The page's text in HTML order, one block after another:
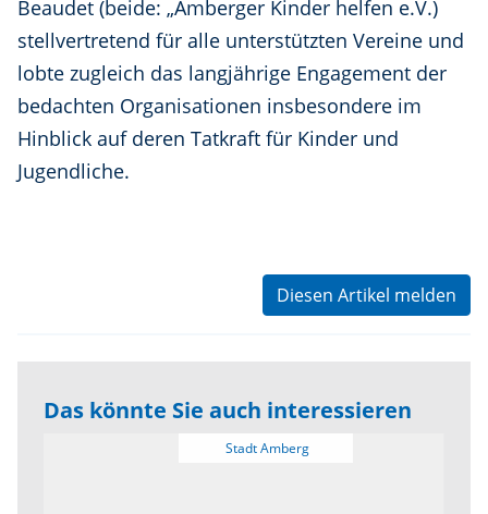
Beaudet (beide: „Amberger Kinder helfen e.V.)
stellvertretend für alle unterstützten Vereine und
lobte zugleich das langjährige Engagement der
bedachten Organisationen insbesondere im
Hinblick auf deren Tatkraft für Kinder und
Jugendliche.
Diesen Artikel melden
Das könnte Sie auch interessieren